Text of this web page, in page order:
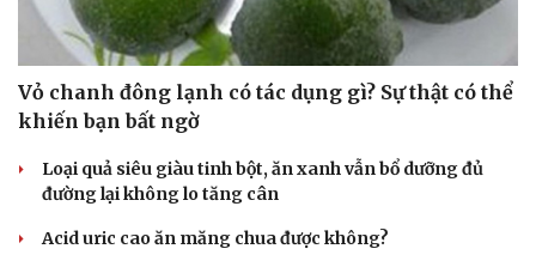
Vỏ chanh đông lạnh có tác dụng gì? Sự thật có thể
khiến bạn bất ngờ
Loại quả siêu giàu tinh bột, ăn xanh vẫn bổ dưỡng đủ
đường lại không lo tăng cân
Acid uric cao ăn măng chua được không?